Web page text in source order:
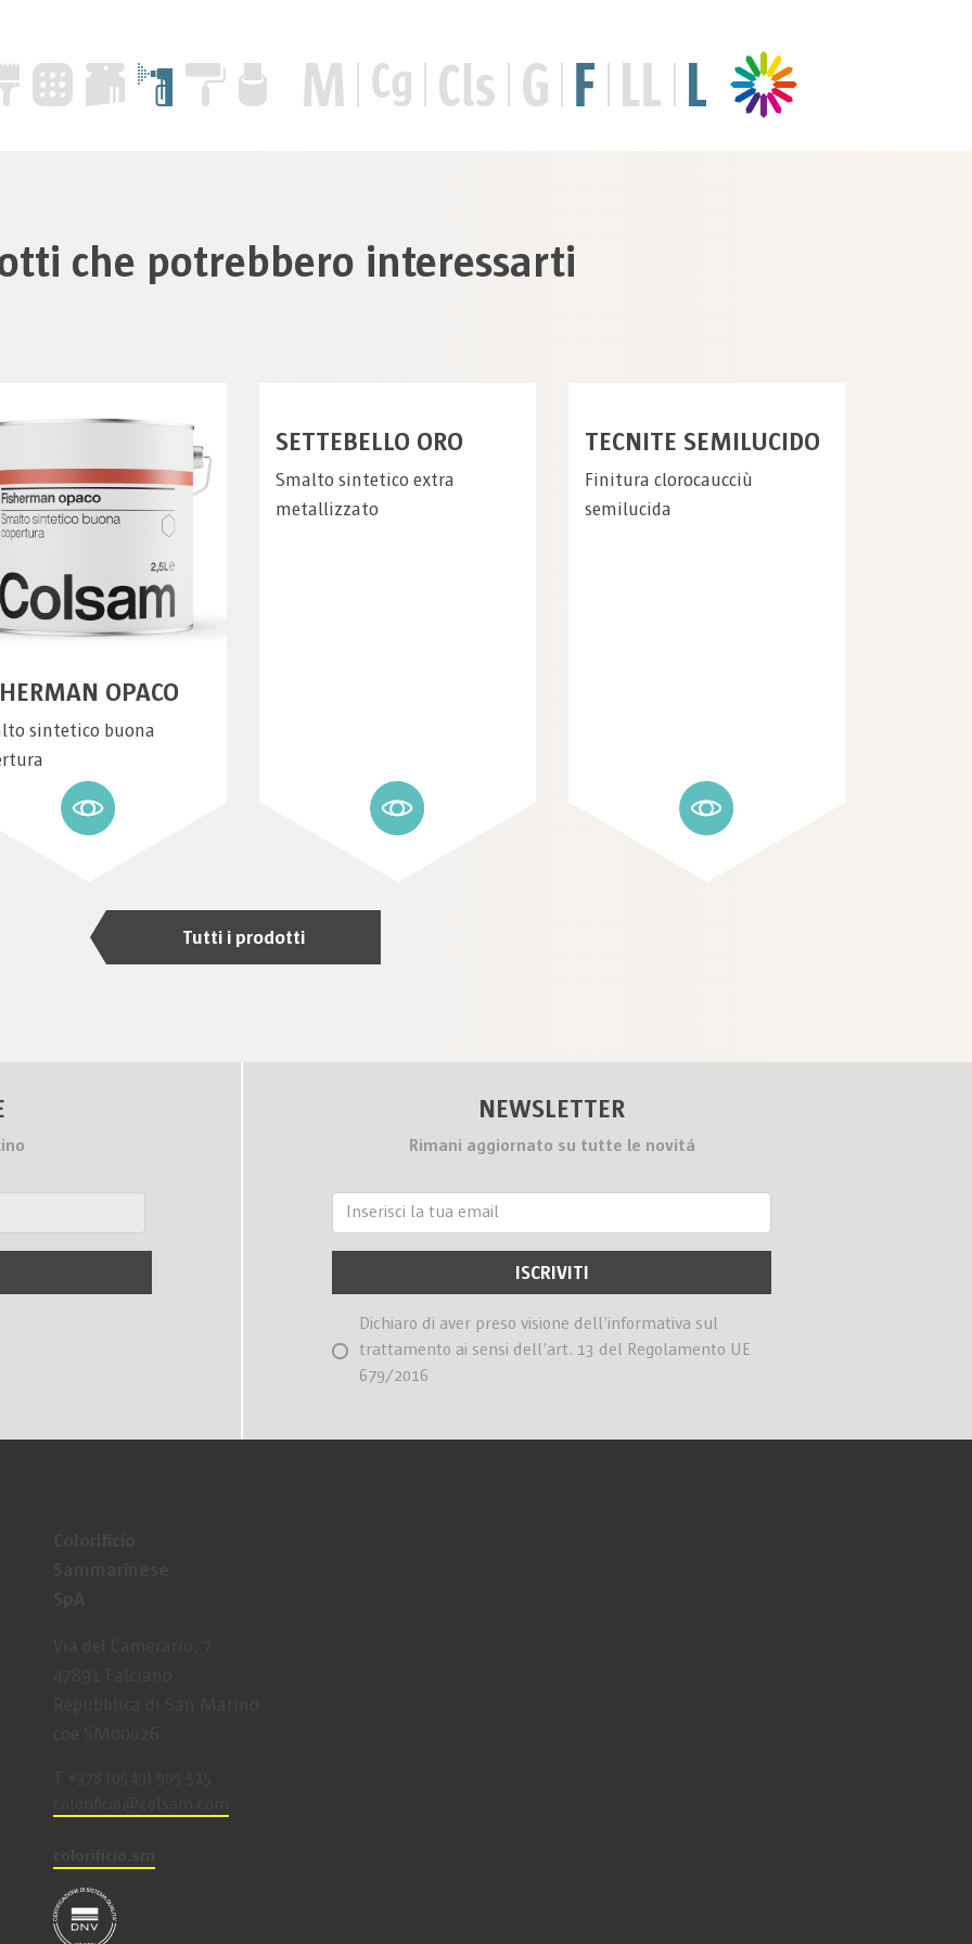
che potrebbero interessarti
OPACO
sintetico buona
SETTEBELLO ORO
Smalto sintetico extra
metallizzato
TECNITE SEMILUCIDO
Finitura clorocaucciù
semilucida
Tutti i prodotti
NEWSLETTER
Rimani aggiornato su tutte le novitá
Dichiaro di aver preso visione dell’informativa sul
trattamento ai sensi dell’art. 13 del Regolamento UE
679/2016